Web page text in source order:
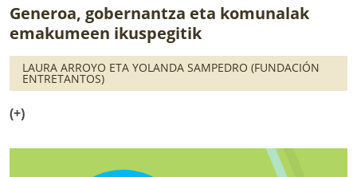
Generoa, gobernantza eta komunalak
emakumeen ikuspegitik
LAURA ARROYO ETA YOLANDA SAMPEDRO (FUNDACIÓN
ENTRETANTOS)
(+)